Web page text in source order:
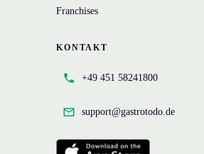
Franchises
KONTAKT
+49 451 58241800
support@gastrotodo.de